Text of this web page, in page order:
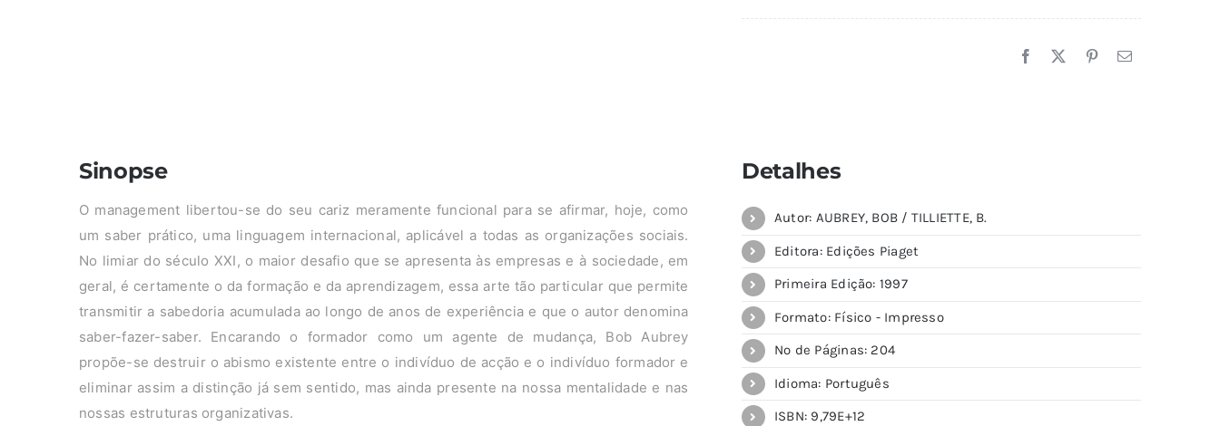
Sinopse
O management libertou-se do seu cariz meramente funcional para se afirmar, hoje, como
um saber prático, uma linguagem internacional, aplicável a todas as organizações sociais.
No limiar do século XXI, o maior desafio que se apresenta às empresas e à sociedade, em
geral, é certamente o da formação e da aprendizagem, essa arte tão particular que permite
transmitir a sabedoria acumulada ao longo de anos de experiência e que o autor denomina
saber-fazer-saber. Encarando o formador como um agente de mudança, Bob Aubrey
propõe-se destruir o abismo existente entre o indivíduo de acção e o indivíduo formador e
eliminar assim a distinção já sem sentido, mas ainda presente na nossa mentalidade e nas
nossas estruturas organizativas.
Detalhes
Autor: AUBREY, BOB / TILLIETTE, B.
Editora: Edições Piaget
Primeira Edição: 1997
Formato: Físico - Impresso
Nº de Páginas: 204
Idioma: Português
ISBN: 9,79E+12